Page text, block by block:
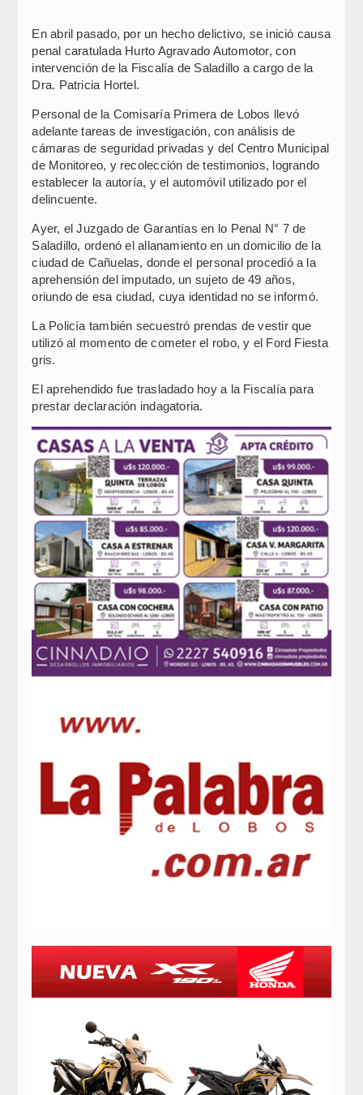
En abril pasado, por un hecho delictivo, se inició causa
penal caratulada Hurto Agravado Automotor, con
intervención de la Fiscalía de Saladillo a cargo de la
Dra. Patricia Hortel.
Personal de la Comisaría Primera de Lobos llevó
adelante tareas de investigación, con análisis de
cámaras de seguridad privadas y del Centro Municipal
de Monitoreo, y recolección de testimonios, logrando
establecer la autoría, y el automóvil utilizado por el
delincuente.
Ayer, el Juzgado de Garantías en lo Penal N° 7 de
Saladillo, ordenó el allanamiento en un domicilio de la
ciudad de Cañuelas, donde el personal procedió a la
aprehensión del imputado, un sujeto de 49 años,
oriundo de esa ciudad, cuya identidad no se informó.
La Policía también secuestró prendas de vestir que
utilizó al momento de cometer el robo, y el Ford Fiesta
gris.
El aprehendido fue trasladado hoy a la Fiscalía para
prestar declaración indagatoria.